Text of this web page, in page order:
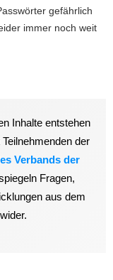
gefährlich
immer noch weit
Inhalte entstehen
der
Verbands der
Fragen,
aus dem